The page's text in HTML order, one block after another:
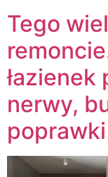
Tego
nerwy,
poprawki